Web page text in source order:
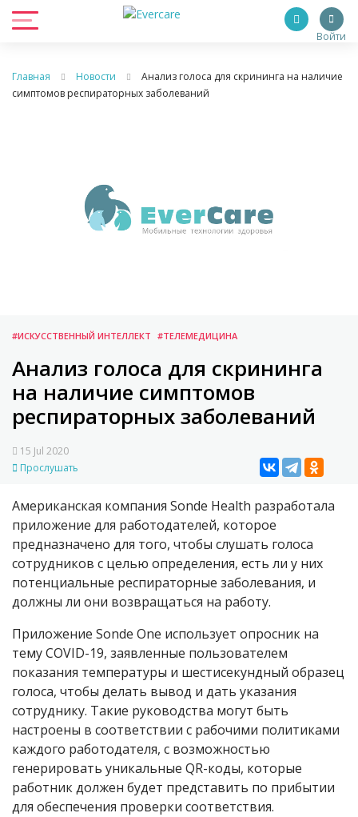
Войти
Главная Новости
Анализ голоса для скрининга на наличие
симптомов респираторных заболеваний
#ИСКУССТВЕННЫЙ ИНТЕЛЛЕКТ #ТЕЛЕМЕДИЦИНА
Анализ голоса для скрининга
на наличие симптомов
респираторных заболеваний
15 Jul 2020
Прослушать
Американская компания Sonde Health разработала
приложение для работодателей, которое
предназначено для того, чтобы слушать голоса
сотрудников с целью определения, есть ли у них
потенциальные респираторные заболевания, и
должны ли они возвращаться на работу.
Приложение Sonde One использует опросник на
тему COVID-19, заявленные пользователем
показания температуры и шестисекундный образец
голоса, чтобы делать вывод и дать указания
сотруднику. Такие руководства могут быть
настроены в соответствии с рабочими политиками
каждого работодателя, с возможностью
генерировать уникальные QR-коды, которые
работник должен будет представить по прибытии
для обеспечения проверки соответствия.